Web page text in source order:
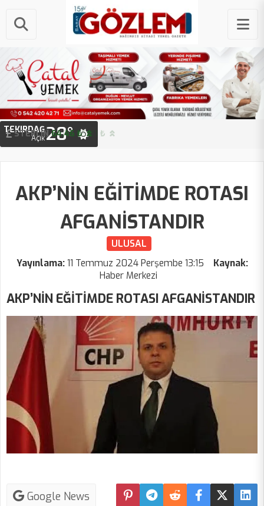
STERLIN 64.46 ₺
TEKIRDAĞ
Açık28°
AKP’NİN EĞİTİMDE ROTASI
AFGANİSTANDIR
ULUSAL
Yayınlama:11 Temmuz 2024 Perşembe 13:15
Kaynak:
Haber Merkezi
AKP’NİN EĞİTİMDE ROTASI AFGANİSTANDIR
Google News